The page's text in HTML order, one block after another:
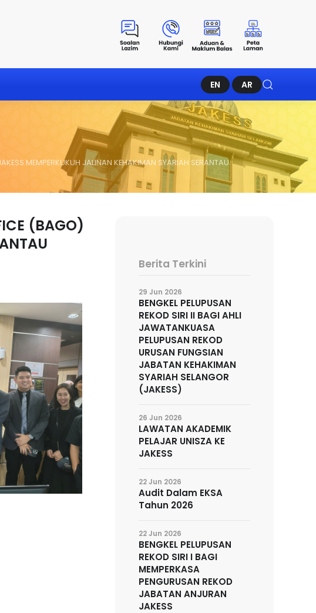
EN AR
MEMPERKUKUH JALINAN KEHAKIMAN SYARIAH SERANTAU
(BAGO)
Berita Terkini
29 Jun 2026
BENGKEL PELUPUSAN
REKOD SIRI II BAGI AHLI
JAWATANKUASA
PELUPUSAN REKOD
URUSAN FUNGSIAN
JABATAN KEHAKIMAN
SYARIAH SELANGOR
(JAKESS)
26 Jun 2026
LAWATAN AKADEMIK
PELAJAR UNISZA KE
JAKESS
22 Jun 2026
Audit Dalam EKSA
Tahun 2026
22 Jun 2026
BENGKEL PELUPUSAN
REKOD SIRI I BAGI
MEMPERKASA
PENGURUSAN REKOD
JABATAN ANJURAN
JAKESS